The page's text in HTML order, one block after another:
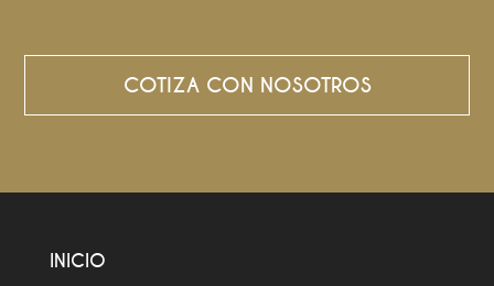
COTIZA CON NOSOTROS
INICIO